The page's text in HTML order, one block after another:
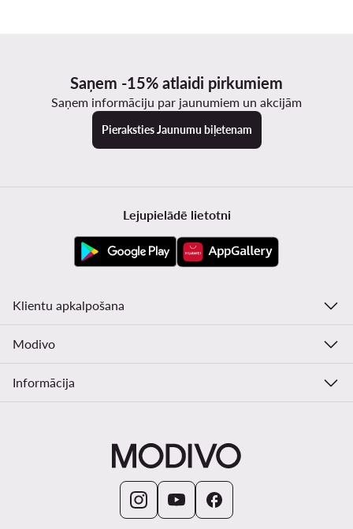
Saņem -15% atlaidi pirkumiem
Saņem informāciju par jaunumiem un akcijām
Pieraksties Jaunumu biļetenam
Lejupielādē lietotni
Klientu apkalpošana
Modivo
Informācija